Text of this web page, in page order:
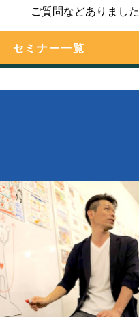
ご質問などありまし
セミナー一覧